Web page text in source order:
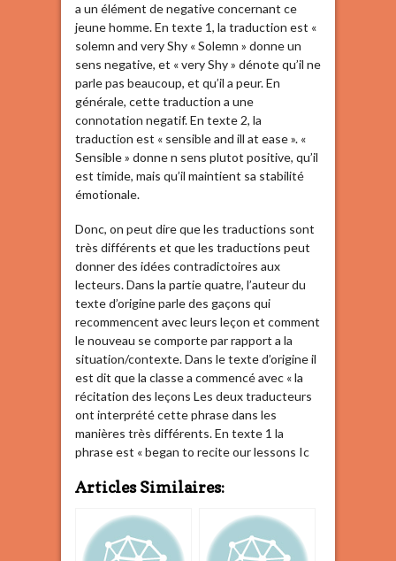
a un élément de negative concernant ce
jeune homme. En texte 1, la traduction est «
solemn and very Shy « Solemn » donne un
sens negative, et « very Shy » dénote qu’il ne
parle pas beaucoup, et qu’il a peur. En
générale, cette traduction a une
connotation negatif. En texte 2, la
traduction est « sensible and ill at ease ». «
Sensible » donne n sens plutot positive, qu’il
est timide, mais qu’il maintient sa stabilité
émotionale.
Donc, on peut dire que les traductions sont
très différents et que les traductions peut
donner des idées contradictoires aux
lecteurs. Dans la partie quatre, l’auteur du
texte d’origine parle des gaçons qui
recommencent avec leurs leçon et comment
le nouveau se comporte par rapport a la
situation/contexte. Dans le texte d’origine il
est dit que la classe a commencé avec « la
récitation des leçons Les deux traducteurs
ont interprété cette phrase dans les
manières très différents. En texte 1 la
phrase est « began to recite our lessons Ic
Articles Similaires: